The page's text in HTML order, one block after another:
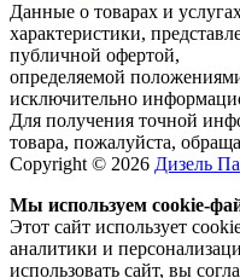
Данные о товарах и
характеристики,
публичной офертой,
определяемой
исключительно
Для получения точной
товара, пожалуйста,
Copyright © 2026 Дизель
Мы используем cookie-
Этот сайт использует
аналитики и
использовать сайт, вы